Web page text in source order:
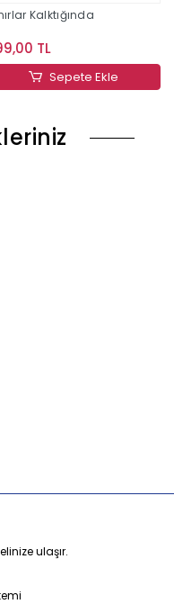
Kalktığında
TL
Sepete Ekle
ulaşır.